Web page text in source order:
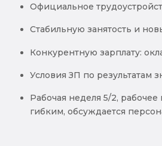
Официальное
Стабильную занятость и
Конкурентную зарплату:
Условия ЗП по результатам
Рабочая неделя 5/2,
гибким, обсуждается